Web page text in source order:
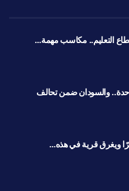
التعليم.. مكاسب مهمة…
والسودان ضمن تحالف
ويغرق قرية في هذه…